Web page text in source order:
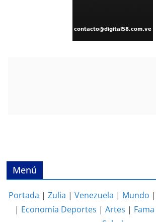
Menú
Portada | Zulia | Venezuela | Mundo |
| Economía Deportes | Artes | Fama